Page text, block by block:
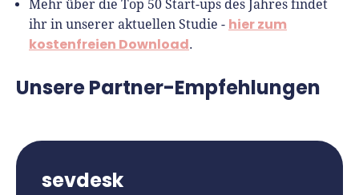
Mehr über die Top 50 Start-ups des Jahres findet
ihr in unserer aktuellen Studie - hier zum
kostenfreien Download.
Unsere Partner-Empfehlungen
sevdesk